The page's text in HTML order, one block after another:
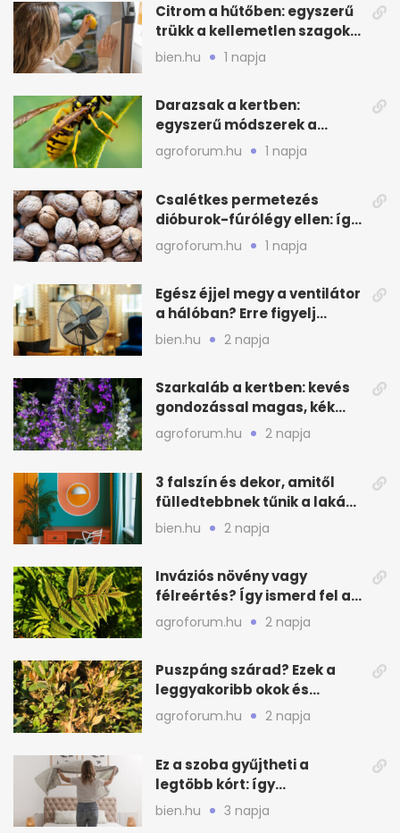
Citrom a hűtőben: egyszerű
trükk a kellemetlen szagok
ellen
bien.hu 1 napja
Darazsak a kertben:
egyszerű módszerek a
távoltartásukra nyáron
agroforum.hu 1 napja
Csalétkes permetezés
dióburok-fúrólégy ellen: így
csináld a kertben
agroforum.hu 1 napja
Egész éjjel megy a ventilátor
a hálóban? Erre figyelj
alvásnál nyáron
bien.hu 2 napja
Szarkaláb a kertben: kevés
gondozással magas, kék
virágfalat ad
agroforum.hu 2 napja
3 falszín és dekor, amitől
fülledtebbnek tűnik a lakás
nyáron
bien.hu 2 napja
Inváziós növény vagy
félreértés? Így ismerd fel a
valódi kockázatot
agroforum.hu 2 napja
Puszpáng szárad? Ezek a
leggyakoribb okok és
teendők
agroforum.hu 2 napja
Ez a szoba gyűjtheti a
legtöbb kórt: így
mélytisztítsd otthon
bien.hu 3 napja